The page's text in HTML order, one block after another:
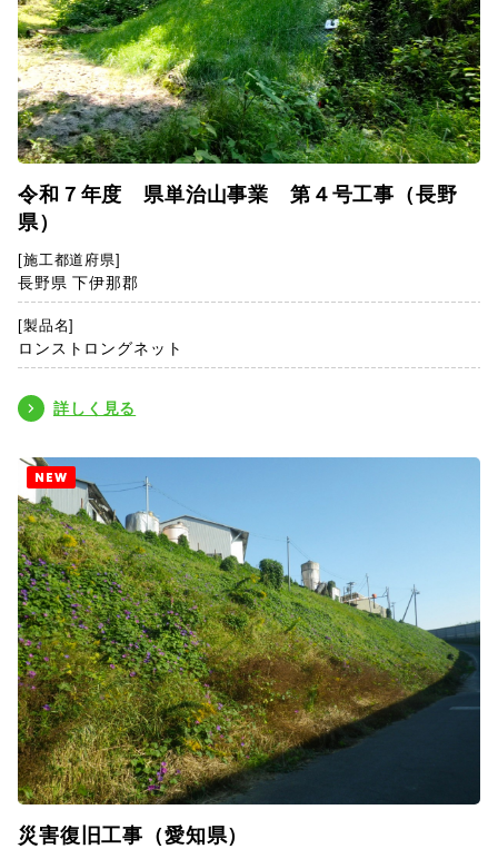
令和７年度 県単治山事業 第４号工事（長野
県）
[施工都道府県]
長野県 下伊那郡
[製品名]
ロンストロングネット
詳しく見る
NEW
災害復旧工事（愛知県）